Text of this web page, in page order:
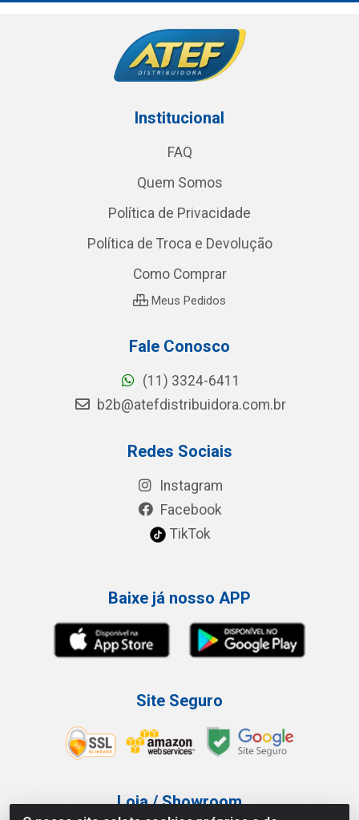
Institucional
FAQ
Quem Somos
Política de Privacidade
Política de Troca e Devolução
Como Comprar
Meus Pedidos
Fale Conosco
(11) 3324-6411
b2b@atefdistribuidora.com.br
Redes Sociais
Instagram
Facebook
TikTok
Baixe já nosso APP
Site Seguro
Loja / Showroom